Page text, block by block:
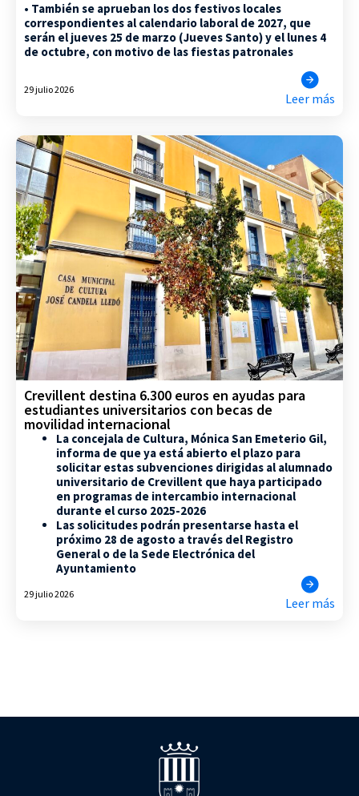
• También se aprueban los dos festivos locales
correspondientes al calendario laboral de 2027, que
serán el jueves 25 de marzo (Jueves Santo) y el lunes 4
de octubre, con motivo de las fiestas patronales
29 julio 2026
Leer más
Crevillent destina 6.300 euros en ayudas para
estudiantes universitarios con becas de
movilidad internacional
La concejala de Cultura, Mónica San Emeterio Gil,
informa de que ya está abierto el plazo para
solicitar estas subvenciones dirigidas al alumnado
universitario de Crevillent que haya participado
en programas de intercambio internacional
durante el curso 2025-2026
Las solicitudes podrán presentarse hasta el
próximo 28 de agosto a través del Registro
General o de la Sede Electrónica del
Ayuntamiento
29 julio 2026
Leer más